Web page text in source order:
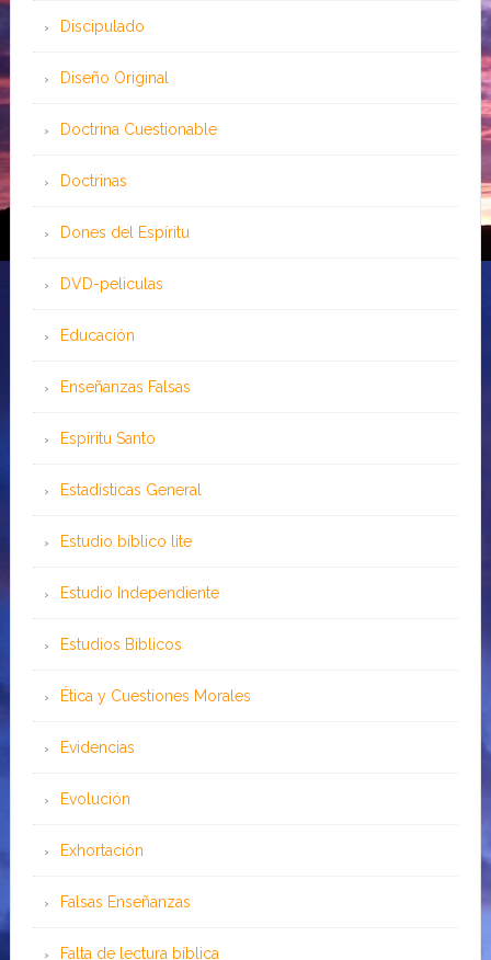
Discipulado
Diseño Original
Doctrina Cuestionable
Doctrinas
Dones del Espíritu
DVD-peliculas
Educación
Enseñanzas Falsas
Espíritu Santo
Estadísticas General
Estudio bíblico lite
Estudio Independiente
Estudios Bíblicos
Ética y Cuestiones Morales
Evidencias
Evolución
Exhortación
Falsas Enseñanzas
Falta de lectura bíblica